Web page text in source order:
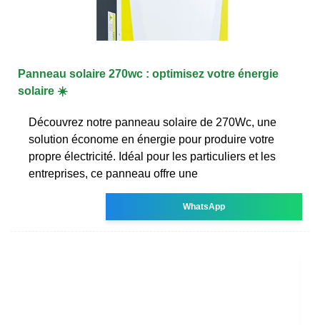
Panneau solaire 270wc : optimisez votre énergie
solaire ☀️
Découvrez notre panneau solaire de 270Wc, une
solution économe en énergie pour produire votre
propre électricité. Idéal pour les particuliers et les
entreprises, ce panneau offre une
WhatsApp